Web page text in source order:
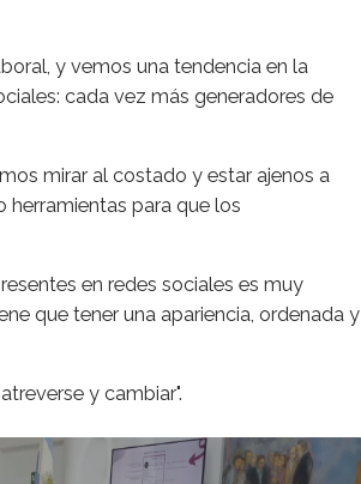
y vemos una tendencia en la
cada vez más generadores de
mirar al costado y estar ajenos a
para que los
en redes sociales es muy
que tener una apariencia, ordenada y
y cambiar".